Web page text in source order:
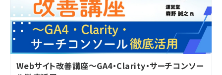
Webサイト改善講座～GA4・Clarity・サーチコンソー